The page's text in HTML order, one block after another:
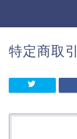
特定商取